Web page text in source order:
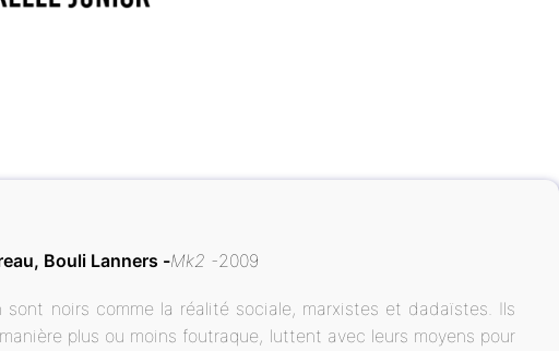
Bouli Lanners Mk2 2009
noirs comme la réalité sociale, marxistes et dadaïstes. Ils
plus ou moins foutraque, luttent avec leurs moyens pour